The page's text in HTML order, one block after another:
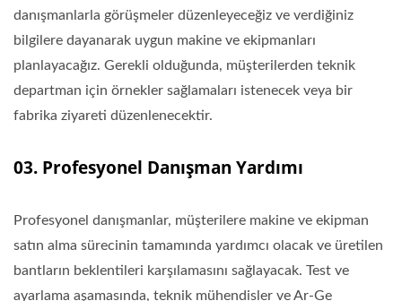
danışmanlarla görüşmeler düzenleyeceğiz ve verdiğiniz
bilgilere dayanarak uygun makine ve ekipmanları
planlayacağız. Gerekli olduğunda, müşterilerden teknik
departman için örnekler sağlamaları istenecek veya bir
fabrika ziyareti düzenlenecektir.
03. Profesyonel Danışman Yardımı
Profesyonel danışmanlar, müşterilere makine ve ekipman
satın alma sürecinin tamamında yardımcı olacak ve üretilen
bantların beklentileri karşılamasını sağlayacak. Test ve
ayarlama aşamasında, teknik mühendisler ve Ar-Ge